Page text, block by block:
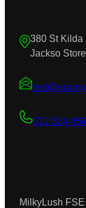
380 St Kilda
Jackso
012 324
MilkyLush FSE